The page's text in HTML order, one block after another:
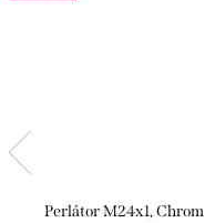
Perlátor M24x1, Chrom